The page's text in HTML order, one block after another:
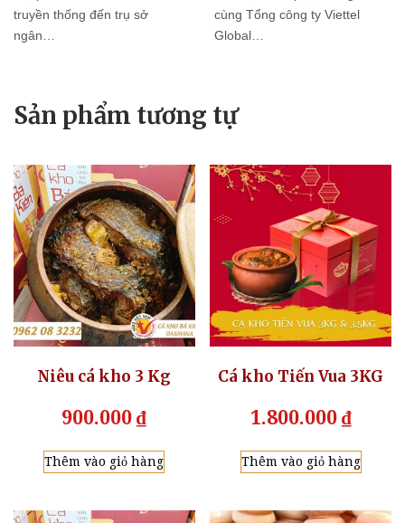
truyền thống đến trụ sở
ngân…
cùng Tổng công ty Viettel
Global…
Sản phẩm tương tự
Niêu cá kho 3 Kg
900.000₫
Thêm vào giỏ hàng
Cá kho Tiến Vua 3KG
1.800.000 ₫
Thêm vào giỏ hàng